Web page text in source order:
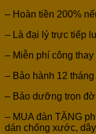
– Hoàn tiền 200%
– Là đại lý trực tiếp
– Miễn phí công
– Bảo hành 12 tháng
– Bảo dưỡng trọn
– MUA đàn TẶNG
dán chống xước,